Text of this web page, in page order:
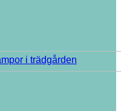
i trädgården